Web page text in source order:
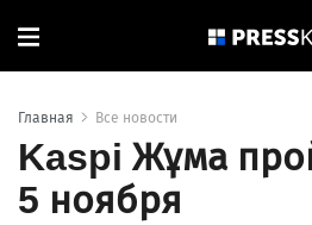
Главная Все новости
Kaspi Жұма
5 ноября